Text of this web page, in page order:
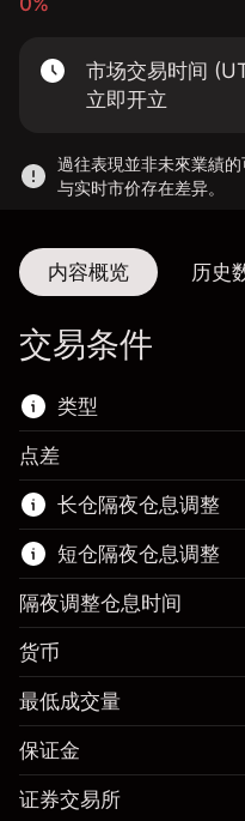
市场交易时间
立即开立
過往表現並非未來業績
与实时市价存在差异。
内容概览 历史
交易条件
类型
该金融市场可进行差
了解更多:
差价合约
点差
长仓隔夜仓息调整
保证金。您的投资
隔夜仓息
使用杠杆的交易规模
短仓隔夜仓息调整
保证金。您的投资
隔夜仓息
来自头寸全值的费用
隔夜调整仓息时间
货币
最低成交量
保证金
证券交易所